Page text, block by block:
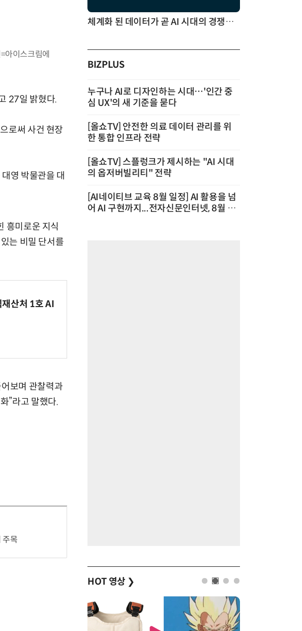
이스크림에
27일 밝혔다.
로써 사건 현장
영 박물관을 대
흥미로운 지식
는 비밀 단서를
산처 1호 AI
보며 관찰력과
”라고 말했다.
목
체계화 된 데이터가 곧 AI 시대의 경쟁력이다
BIZPLUS
누구나 AI로 디자인하는 시대…'인간 중
심 UX'의 새 기준을 묻다
[올쇼TV] 안전한 의료 데이터 관리를 위
한 통합 인프라 전략
[올쇼TV] 스플렁크가 제시하는 "AI 시대
의 옵저버빌리티" 전략
[AI네이티브 교육 8월 일정] AI 활용을 넘
어 AI 구현까지...전자신문인터넷, 8월 실
HOT 영상 ❯